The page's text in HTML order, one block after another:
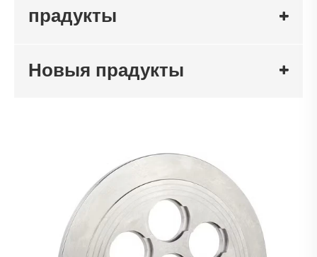
прадукты
Новыя прадукты